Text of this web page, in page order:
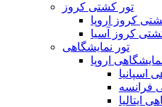
تور کشتی کروز
کروز اروپا
کروز آسیا
تور نمایشگاهی
اروپا
اسپانیا
فرانسه
ایتالیا